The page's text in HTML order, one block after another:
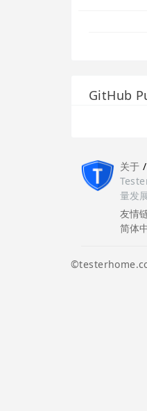
GitHub
关于 /
量发
友情
简体